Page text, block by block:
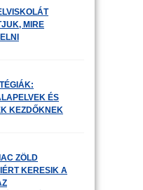
MIRE
ÉS
KEZDŐKNEK
ZÖLD
KERESIK A